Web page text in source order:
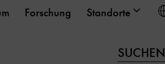
Forschung Standorte
SUCHEN